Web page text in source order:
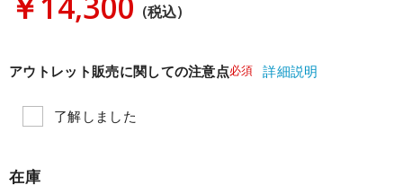
(税込)
アウトレット販売に関しての注意点必須 詳細説明
了解しました
在庫